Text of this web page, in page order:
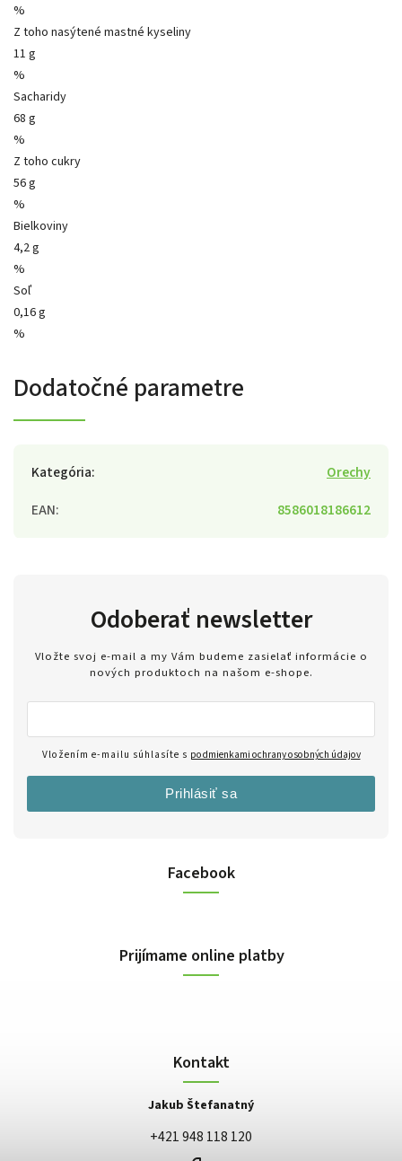
%
Z toho nasýtené mastné kyseliny
11 g
%
Sacharidy
68 g
%
Z toho cukry
56 g
%
Bielkoviny
4,2 g
%
Soľ
0,16 g
%
Dodatočné parametre
Kategória:
Orechy
EAN: 8586018186612
Facebook
Prijímame online platby
Kontakt
Jakub Štefanatný
+421 948 118 120
Odoberať newsletter
Vložte svoj e-mail a my Vám budeme zasielať informácie o
nových produktoch na našom e-shope.
Vložením e-mailu súhlasíte s podmienkami ochrany osobných údajov
Prihlásiť sa